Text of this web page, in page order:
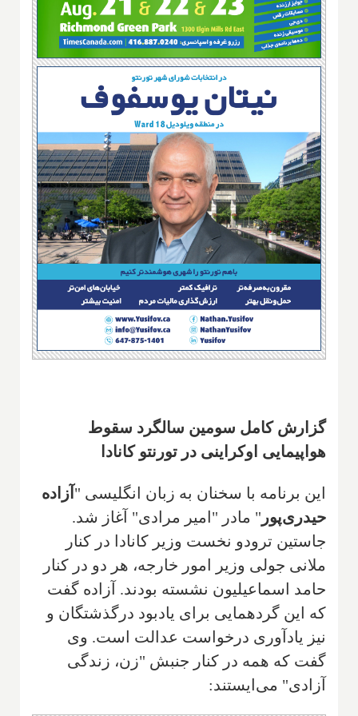
گزارش کامل سومین سالگرد سقوط
هواپیمایی اوکراینی در تورنتو کانادا
این برنامه با سخنان به زبان انگلیسی " آزاده
حیدری‌پور " مادر "امیر مرادی" آغاز شد.
جاستین ترودو نخست وزیر کانادا در کنار
ملانی جولی وزیر امور خارجه، هر دو در کنار
حامد اسماعیلیون نشسته بودند. آزاده گفت
که این گردهمایی برای یادبود درگذشتگان و
نیز یادآوری درخواست عدالت است. وی
گفت که همه در کنار جنبش "زن، زندگی
آزادی" می‌ایستند: